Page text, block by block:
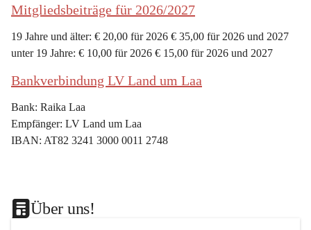
Mitgliedsbeiträge für 2026/2027
19 Jahre und älter: € 20,00 für 2026 € 35,00 für 2026 und 2027
unter 19 Jahre: € 10,00 für 2026 € 15,00 für 2026 und 2027
Bankverbindung LV Land um Laa
Bank: Raika Laa
Empfänger: LV Land um Laa
IBAN: AT82 3241 3000 0011 2748
Über uns!